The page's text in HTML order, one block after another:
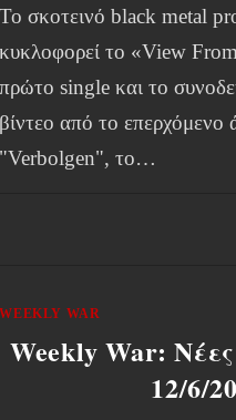
Το σκοτεινό black metal
κυκλοφορεί το «View
πρώτο single και το
βίντεο από το επερχόμενο
"Verbolgen", το…
WEEKLY WAR
Weekly War:
12/6/